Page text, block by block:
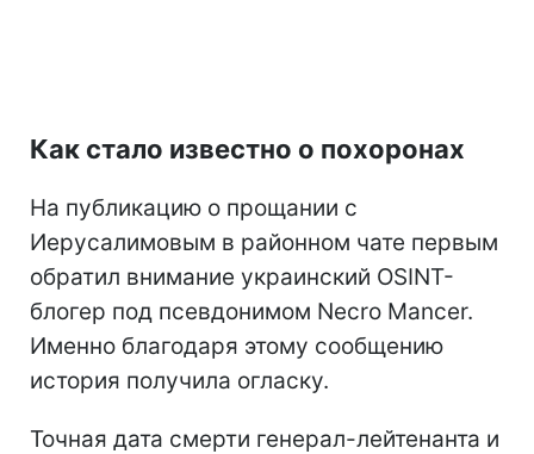
Как стало известно о похоронах
На публикацию о прощании с
Иерусалимовым в районном чате первым
обратил внимание украинский OSINT-
блогер под псевдонимом Necro Mancer.
Именно благодаря этому сообщению
история получила огласку.
Точная дата смерти генерал-лейтенанта и